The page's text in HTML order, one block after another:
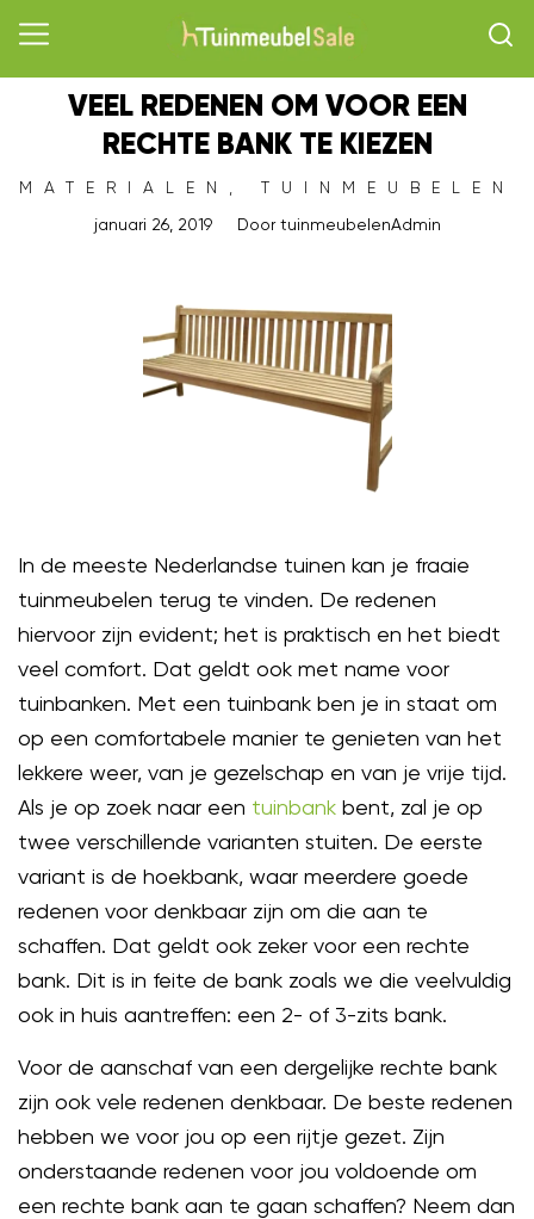
VEEL REDENEN OM VOOR EEN
RECHTE BANK TE KIEZEN
MATERIALEN
TUINMEUBELEN
januari 26, 2019
DoortuinmeubelenAdmin
In de meeste Nederlandse tuinen kan je fraaie
tuinmeubelen terug te vinden. De redenen
hiervoor zijn evident; het is praktisch en het biedt
veel comfort. Dat geldt ook met name voor
tuinbanken. Met een tuinbank ben je in staat om
op een comfortabele manier te genieten van het
lekkere weer, van je gezelschap en van je vrije tijd.
Als je op zoek naar een tuinbank bent, zal je op
twee verschillende varianten stuiten. De eerste
variant is de hoekbank, waar meerdere goede
redenen voor denkbaar zijn om die aan te
schaffen. Dat geldt ook zeker voor een rechte
bank. Dit is in feite de bank zoals we die veelvuldig
ook in huis aantreffen: een 2- of 3-zits bank.
Voor de aanschaf van een dergelijke rechte bank
zijn ook vele redenen denkbaar. De beste redenen
hebben we voor jou op een rijtje gezet. Zijn
onderstaande redenen voor jou voldoende om
een rechte bank aan te gaan schaffen? Neem dan